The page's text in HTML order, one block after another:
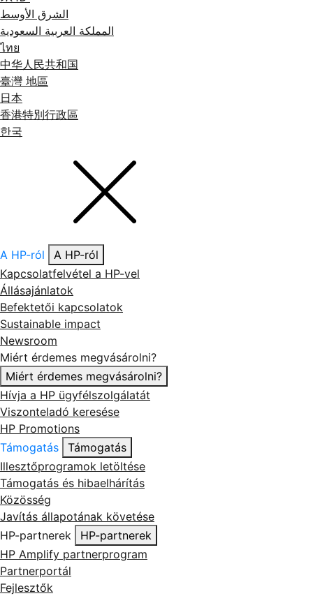
الشرق الأوسط
المملكة العربية السعودية
ไทย
中华人民共和国
臺灣 地區
日本
香港特別行政區
한국
A HP-ról
A HP-ról
Kapcsolatfelvétel a HP-vel
Állásajánlatok
Befektetői kapcsolatok
Sustainable impact
Newsroom
Miért érdemes megvásárolni?
Miért érdemes megvásárolni?
Hívja a HP ügyfélszolgálatát
Viszonteladó keresése
HP Promotions
Támogatás
Támogatás
Illesztőprogramok letöltése
Támogatás és hibaelhárítás
Közösség
Javítás állapotának követése
HP-partnerek
HP-partnerek
HP Amplify partnerprogram
Partnerportál
Fejlesztők